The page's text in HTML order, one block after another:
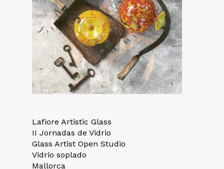
Lafiore Artistic Glass
II Jornadas de Vidrio
Glass Artist Open Studio
Vidrio soplado
Mallorca